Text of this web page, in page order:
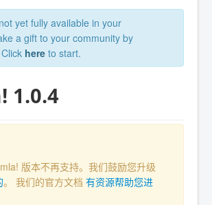
yet fully available in your
a gift to your community by
here to start.
1.0.4
版本不再支持。我们鼓励您升级
。 我们的官方文档 有资源帮助您进